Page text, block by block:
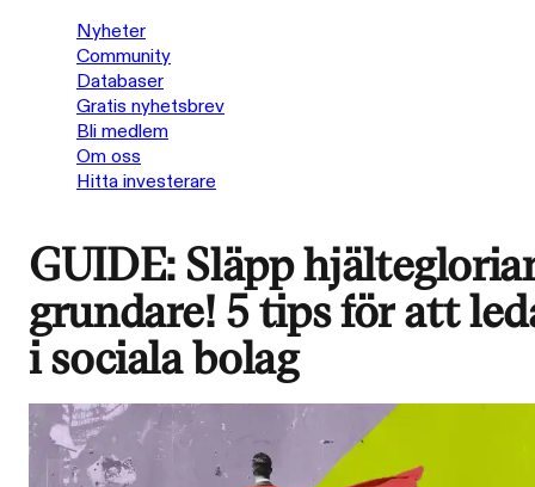
Nyheter
Community
Databaser
Gratis nyhetsbrev
Bli medlem
Om oss
Hitta investerare
GUIDE: Släpp
grundare! 5 tips för att
i sociala bolag